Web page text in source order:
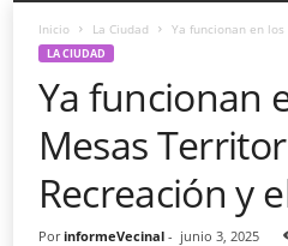
Inicio La Ciudad Ya funcionan en
LA CIUDAD
Ya funcionan
Mesas
Recreación y
Por informeVecinal- junio 3, 2025